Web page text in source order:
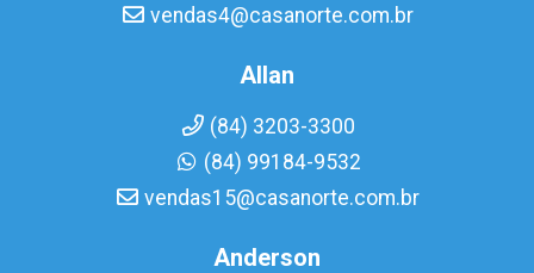
vendas4@casanorte.com.br
Allan
(84) 3203-3300
(84) 99184-9532
vendas15@casanorte.com.br
Anderson